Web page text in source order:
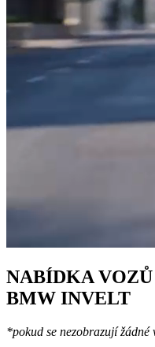
NABÍDKA
BMW INVELT
*pokud se nezobrazují žádné